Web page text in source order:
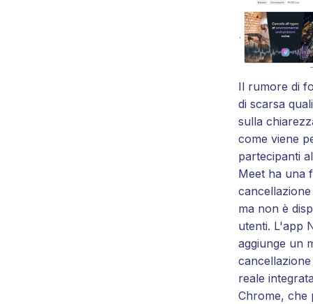
Il rumore di
di scarsa
sulla
come viene
partecipanti
Meet ha una
ma non è
utenti. L'app
aggiunge un
reale
Chrome, che